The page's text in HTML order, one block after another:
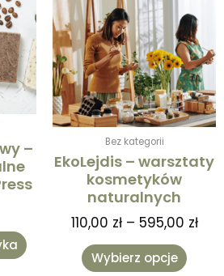
–
Bez kategorii
EkoLejdis – warsztaty
kosmetyków
naturalnych
110,00 zł – 595,00 zł
do
Wybierz opcje
wiele
Opcje
można
na
stronie